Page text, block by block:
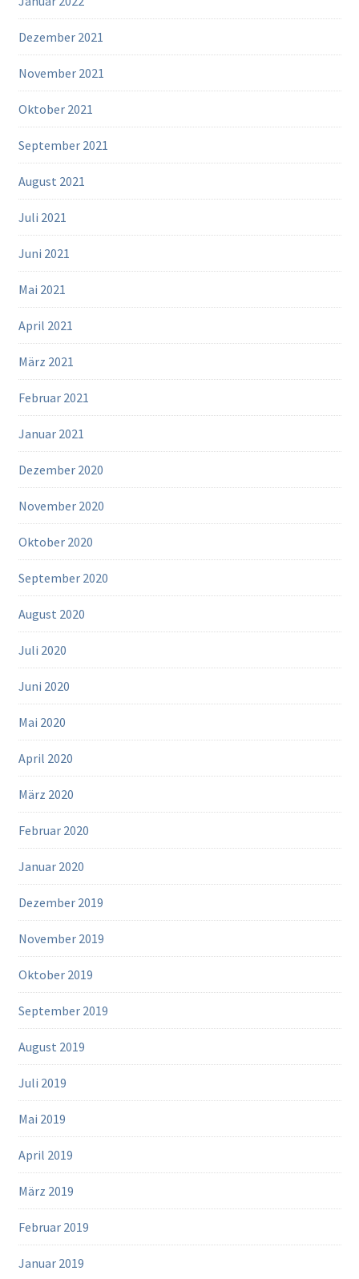
Dezember 2021
November 2021
Oktober 2021
September 2021
August 2021
Juli 2021
Juni 2021
Mai 2021
April 2021
März 2021
Februar 2021
Januar 2021
Dezember 2020
November 2020
Oktober 2020
September 2020
August 2020
Juli 2020
Juni 2020
Mai 2020
April 2020
März 2020
Februar 2020
Januar 2020
Dezember 2019
November 2019
Oktober 2019
September 2019
August 2019
Juli 2019
Mai 2019
April 2019
März 2019
Februar 2019
Januar 2019